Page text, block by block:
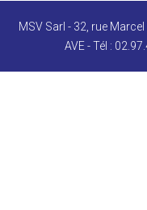
MSV Sarl - 32, rue
AVE - Tél :